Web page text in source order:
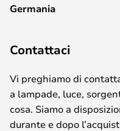
Germania
Contattaci
Vi preghiamo di
a lampade, luce,
cosa. Siamo a
durante e dopo